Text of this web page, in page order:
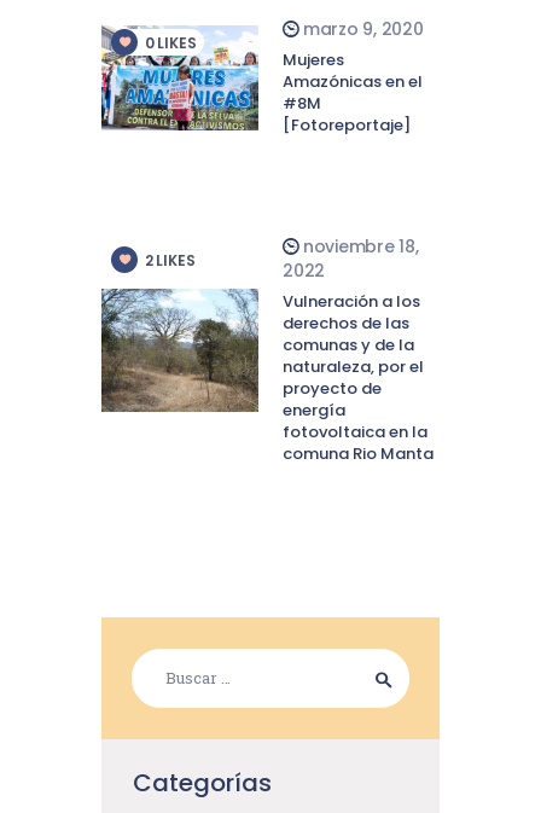
0 LIKES
marzo 9, 2020
Mujeres
Amazónicas en el
#8M
[Fotoreportaje]
2 LIKES
noviembre 18,
2022
Vulneración a los
derechos de las
comunas y de la
naturaleza, por el
proyecto de
energía
fotovoltaica en la
comuna Rio Manta
Categorías